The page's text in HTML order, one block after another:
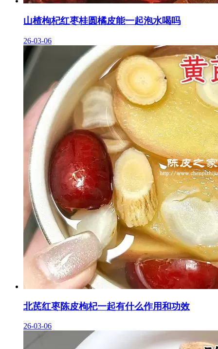
山楂枸杞红枣桂圆橘皮能一起泡水喝吗
26-03-06
北芪红枣陈皮枸杞一起有什么作用和功效
26-03-06